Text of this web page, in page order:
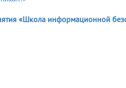
«Школа информационной